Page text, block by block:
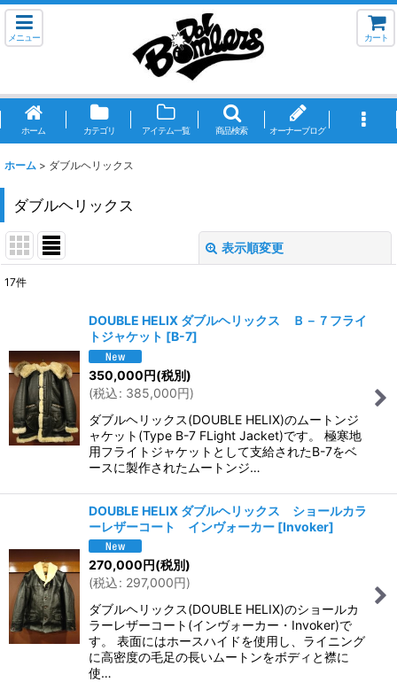
メニュー カート
ホーム カテゴリ アイテム一覧 商品検索 オーナーブログ
ホーム > ダブルヘリックス
ダブルヘリックス
表示順変更
表示数:
並び順:
絞り込む
17件
DOUBLE HELIX ダブルヘリックス Ｂ－７フライ
トジャケット [B-7]
350,000円(税別)
(税込: 385,000円)
ダブルヘリックス(DOUBLE HELIX)のムートンジ
ャケット(Type B-7 FLight Jacket)です。 極寒地
用フライトジャケットとして支給されたB-7をベ
ースに製作されたムートンジ…
DOUBLE HELIX ダブルヘリックス ショールカラ
ーレザーコート インヴォーカー [Invoker]
270,000円(税別)
(税込: 297,000円)
ダブルヘリックス(DOUBLE HELIX)のショールカ
ラーレザーコート(インヴォーカー・Invoker)で
す。 表面にはホースハイドを使用し、ライニング
に高密度の毛足の長いムートンをボディと襟に
使…